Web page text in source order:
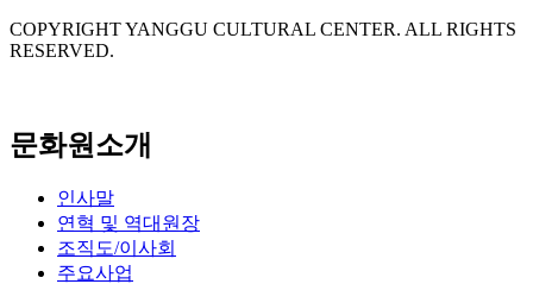
COPYRIGHT YANGGU CULTURAL CENTER. ALL RIGHTS
RESERVED.
문화원소개
인사말
연혁 및 역대원장
조직도/이사회
주요사업